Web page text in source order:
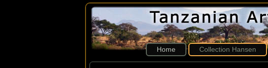
Home Collection Hansen